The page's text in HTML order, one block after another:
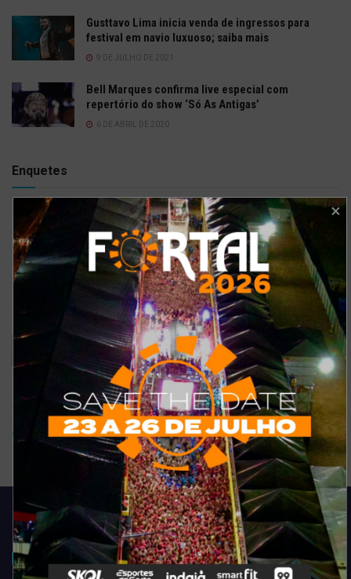
Gusttavo Lima inicia venda de ingressos para
festival em navio luxuoso; saiba mais
9 DE JULHO DE 2021
Bell Marques confirma live especial com
repertório do show ‘Só As Antigas’
6 DE ABRIL DE 2020
Enquetes
Como está o meu site?
Excelente
Pode ser melhorado
Sem comentários
Ver resultados
Arquivo de enquete